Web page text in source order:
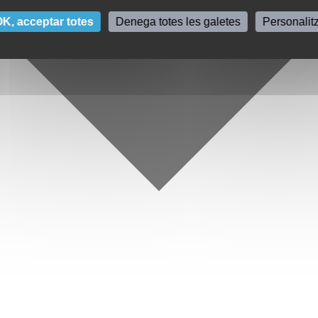
acceptar totes Denega totes les galetes